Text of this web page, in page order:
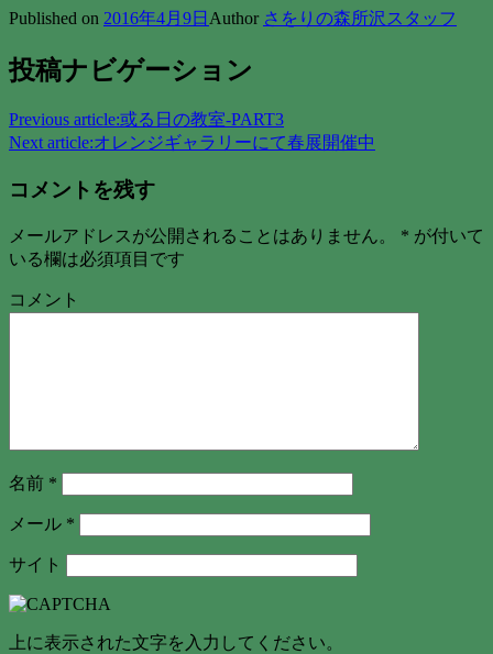
Published on 2016年4月9日 Author さをりの森所沢スタッフ
投稿ナビゲーション
Previous article:或る日の教室-PART3
Next article:オレンジギャラリーにて春展開催中
コメントを残す
メールアドレスが公開されることはありません。 * が付いて
いる欄は必須項目です
コメント
名前 *
メール *
サイト
上に表示された文字を入力してください。